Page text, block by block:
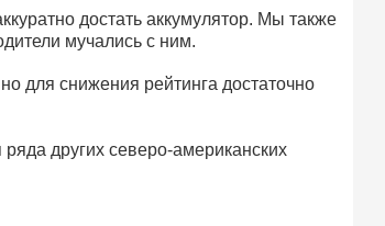
достать аккумулятор. Мы также
мучались с ним.
для снижения рейтинга достаточно
других северо-американских